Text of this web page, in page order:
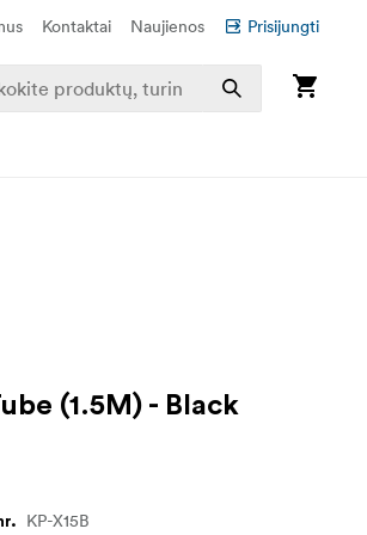
Kontaktai Naujienos Prisijungti
(1.5M) - Black
KP-X15B